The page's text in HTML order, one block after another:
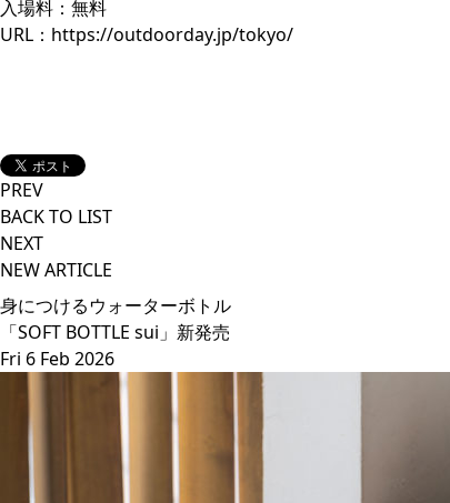
入場料：無料
URL： https://outdoorday.jp/tokyo/
PREV
BACK TO LIST
NEXT
NEW ARTICLE
身につけるウォーターボトル
「SOFT BOTTLE sui」新発売
Fri 6 Feb 2026